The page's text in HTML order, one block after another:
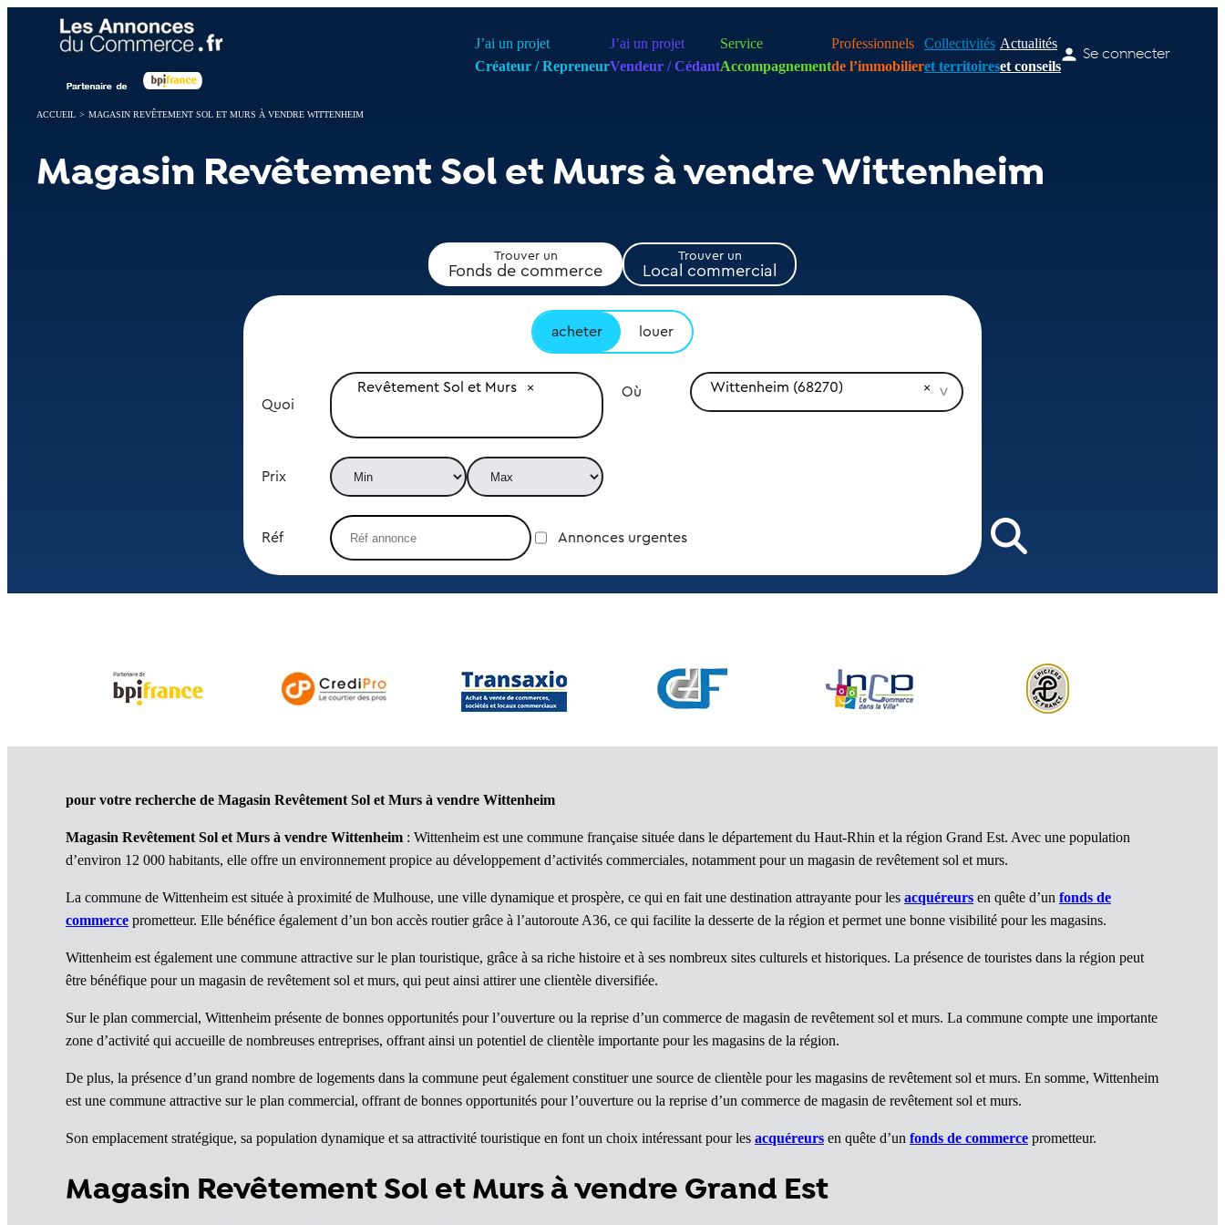
J’ai un projet
Créateur / Repreneur
J’ai un projet
Vendeur / Cédant
Service
Accompagnement
Professionnels
de l’immobilier
Collectivités
et territoires
Actualités
et conseils
Se connecter
ACCUEIL > MAGASIN REVÊTEMENT SOL ET MURS À VENDRE WITTENHEIM
Magasin Revêtement Sol et Murs à vendre Wittenheim
Trouver un
Fonds de commerce
Trouver un
Local commercial
acheter louer
Quoi
Revêtement Sol et Murs Où Wittenheim (68270)
Prix
Réf Annonces urgentes
pour votre recherche de Magasin Revêtement Sol et Murs à vendre Wittenheim
Magasin Revêtement Sol et Murs à vendre Wittenheim : Wittenheim est une commune française située dans le département du Haut-Rhin et la région Grand Est. Avec une population
d’environ 12 000 habitants, elle offre un environnement propice au développement d’activités commerciales, notamment pour un magasin de revêtement sol et murs.
La commune de Wittenheim est située à proximité de Mulhouse, une ville dynamique et prospère, ce qui en fait une destination attrayante pour les acquéreurs en quête d’un fonds de
commerce prometteur. Elle bénéfice également d’un bon accès routier grâce à l’autoroute A36, ce qui facilite la desserte de la région et permet une bonne visibilité pour les magasins.
Wittenheim est également une commune attractive sur le plan touristique, grâce à sa riche histoire et à ses nombreux sites culturels et historiques. La présence de touristes dans la région peut
être bénéfique pour un magasin de revêtement sol et murs, qui peut ainsi attirer une clientèle diversifiée.
Sur le plan commercial, Wittenheim présente de bonnes opportunités pour l’ouverture ou la reprise d’un commerce de magasin de revêtement sol et murs. La commune compte une importante
zone d’activité qui accueille de nombreuses entreprises, offrant ainsi un potentiel de clientèle importante pour les magasins de la région.
De plus, la présence d’un grand nombre de logements dans la commune peut également constituer une source de clientèle pour les magasins de revêtement sol et murs. En somme, Wittenheim
est une commune attractive sur le plan commercial, offrant de bonnes opportunités pour l’ouverture ou la reprise d’un commerce de magasin de revêtement sol et murs.
Son emplacement stratégique, sa population dynamique et sa attractivité touristique en font un choix intéressant pour les acquéreurs en quête d’un fonds de commerce prometteur.
Magasin Revêtement Sol et Murs à vendre Grand Est
Panneau de gestion des cookies